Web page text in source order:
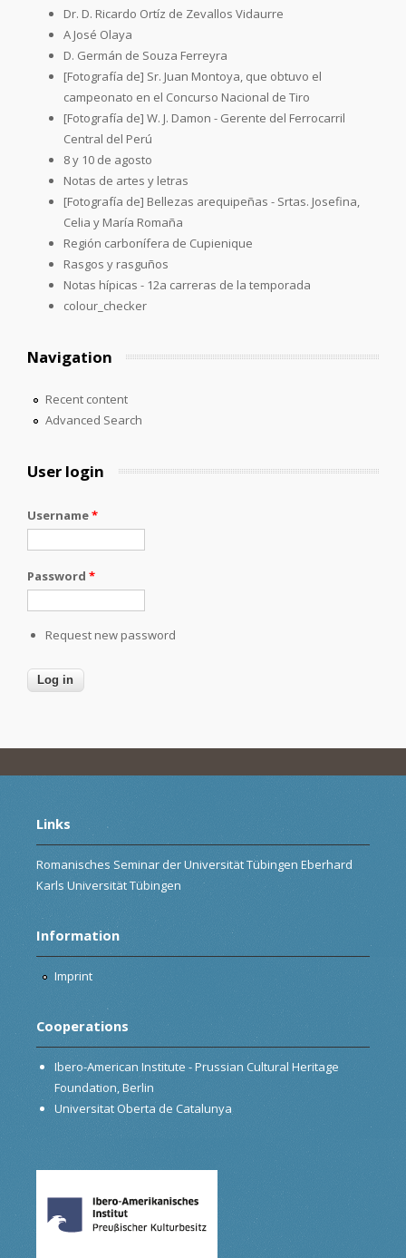
Dr. D. Ricardo Ortíz de Zevallos Vidaurre
A José Olaya
D. Germán de Souza Ferreyra
[Fotografía de] Sr. Juan Montoya, que obtuvo el
campeonato en el Concurso Nacional de Tiro
[Fotografía de] W. J. Damon - Gerente del Ferrocarril
Central del Perú
8 y 10 de agosto
Notas de artes y letras
[Fotografía de] Bellezas arequipeñas - Srtas. Josefina,
Celia y María Romaña
Región carbonífera de Cupienique
Rasgos y rasguños
Notas hípicas - 12a carreras de la temporada
colour_checker
Navigation
Recent content
Advanced Search
User login
Username*
Password *
Request new password
Links
Romanisches Seminar der Universität Tübingen Eberhard
Karls Universität Tübingen
Information
Imprint
Cooperations
Ibero-American Institute - Prussian Cultural Heritage
Foundation, Berlin
Universitat Oberta de Catalunya